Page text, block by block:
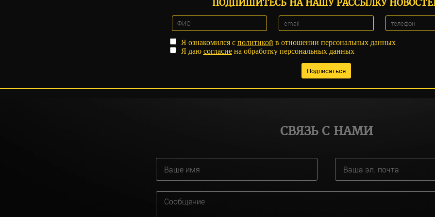
ПОДПИШИТЕСЬ НА НАШУ РАССЫЛКУ
Я ознакомился с политикой в отношении персональных данных
Я даю согласиена обработку персональных данных
СВЯЗЬ С НАМИ